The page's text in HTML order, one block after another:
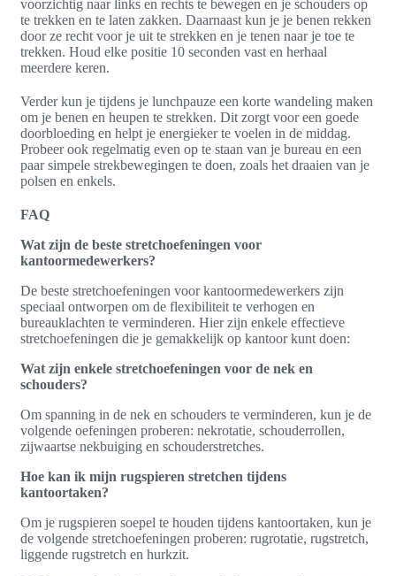
voorzichtig naar links en rechts te bewegen en je schouders op
te trekken en te laten zakken. Daarnaast kun je je benen rekken
door ze recht voor je uit te strekken en je tenen naar je toe te
trekken. Houd elke positie 10 seconden vast en herhaal
meerdere keren.
Verder kun je tijdens je lunchpauze een korte wandeling maken
om je benen en heupen te strekken. Dit zorgt voor een goede
doorbloeding en helpt je energieker te voelen in de middag.
Probeer ook regelmatig even op te staan van je bureau en een
paar simpele strekbewegingen te doen, zoals het draaien van je
polsen en enkels.
FAQ
Wat zijn de beste stretchoefeningen voor
kantoormedewerkers?
De beste stretchoefeningen voor kantoormedewerkers zijn
speciaal ontworpen om de flexibiliteit te verhogen en
bureauklachten te verminderen. Hier zijn enkele effectieve
stretchoefeningen die je gemakkelijk op kantoor kunt doen:
Wat zijn enkele stretchoefeningen voor de nek en
schouders?
Om spanning in de nek en schouders te verminderen, kun je de
volgende oefeningen proberen: nekrotatie, schouderrollen,
zijwaartse nekbuiging en schouderstretches.
Hoe kan ik mijn rugspieren stretchen tijdens
kantoortaken?
Om je rugspieren soepel te houden tijdens kantoortaken, kun je
de volgende stretchoefeningen proberen: rugrotatie, rugstretch,
liggende rugstretch en hurkzit.